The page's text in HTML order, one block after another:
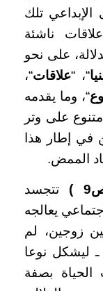
تلك
ناشئة
على نحو
“، “علاقات“،
“، وما يقدمه
على وتر
في إطار هذا
الممض.
)
تتجسد
يعالجه
زوجين، لم
ليشكل نوعا
الحياة بصفة